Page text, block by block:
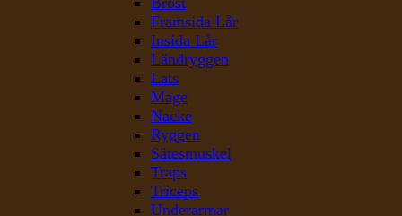
Framsida Lår
Insida Lår
Ländryggen
Lats
Mage
Nacke
Ryggen
Sätesmuskel
Traps
Triceps
Underarmar